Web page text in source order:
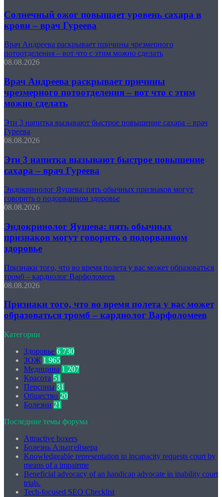
Солнечный ожог повышает уровень сахара в
крови – врач Гуреева
Врач Андреева раскрывает причины чрезмерного
потоотделения – вот что с этим можно сделать
08.08.2026
Врач Андреева раскрывает причины
чрезмерного потоотделения – вот что с этим
можно сделать
Эти 3 напитка вызывают быстрое повышение сахара – врач
Гуреева
08.08.2026
Эти 3 напитка вызывают быстрое повышение
сахара – врач Гуреева
Эндокринолог Яушева: пять обычных признаков могут
говорить о подорванном здоровье
08.08.2026
Эндокринолог Яушева: пять обычных
признаков могут говорить о подорванном
здоровье
Признаки того, что во время полета у вас может образоваться
тромб – кардиолог Варфоломеев
08.08.2026
Признаки того, что во время полета у вас может
образоваться тромб – кардиолог Варфоломеев
Категории
Здоровье 6 730
ЗОЖ 1 965
Медицина 1 207
Красота 51
Персоны 31
Общество 20
Болезни 21
Последние темы форума
Attractive boxers
Болезнь Альцгеймера
Knowledgeable representation in incapacity requests court by
means of a impairme
Beneficial advocacy of an handicap advocate in inability court
trials.
Tech-focused SEO Checklist